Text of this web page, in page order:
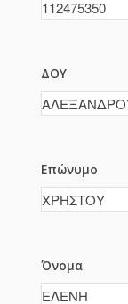
ΔΟΥ
Επώνυμο
Όνομα